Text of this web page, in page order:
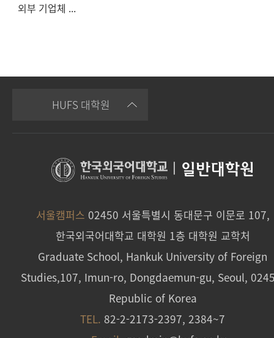
외부 기업체 ...
HUFS 대학원
일반대학원
서울캠퍼스 02450 서울특별시 동대문구 이문로 107,
한국외국어대학교 대학원 1층 대학원 교학처
Graduate School, Hankuk University of Foreign
Studies,107, Imun-ro, Dongdaemun-gu, Seoul,
Republic of Korea
TEL. 82-2-2173-2397, 2384~7